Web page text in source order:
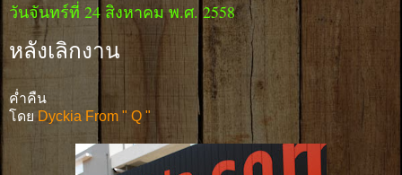
วันจันทร์ที่ 24 สิงหาคม พ.ศ. 2558
หลังเลิกงาน
ค่ำคืน
โดยDyckia From " Q "